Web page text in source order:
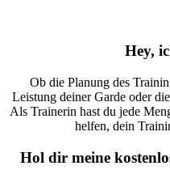
Hey,
Ob die Planung des
Leistung deiner Garde oder
Als Trainerin hast du jede
helfen, dein
Hol dir meine